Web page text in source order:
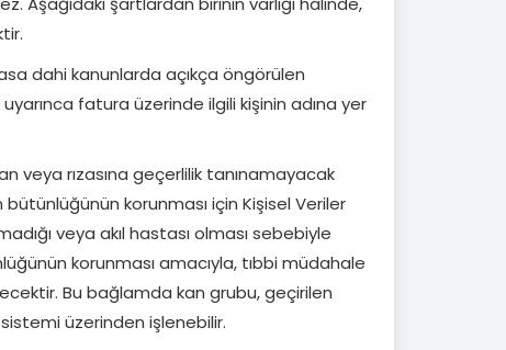
dahi kanunlarda açıkça öngörülen
fatura üzerinde ilgili kişinin adına yer
veya rızasına geçerlilik tanınamayacak
korunması için Kişisel Veriler
veya akıl hastası olması sebebiyle
korunması amacıyla, tıbbi müdahale
Bu bağlamda kan grubu, geçirilen
üzerinden işlenebilir.